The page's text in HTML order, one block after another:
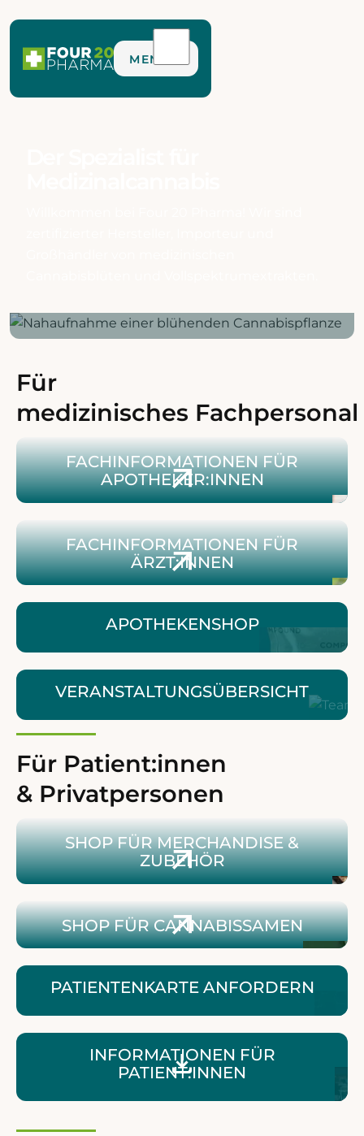
MENÜ
Für
medizinisches Fachpersonal
Zum Blütenshop für ApothekerInnen
FACHINFORMATIONEN FÜR
APOTHEKER:INNEN
Zu Fachinformationen für Ärzt:innen & Apotheken
FACHINFORMATIONEN FÜR
ÄRZT:INNEN
APOTHEKENSHOP
VERANSTALTUNGS­ÜBERSICHT
Für Patient:innen
& Privatpersonen
Zum Shop für Merchandise & Zubehör
SHOP FÜR MERCHANDISE &
ZUBEHÖR
Zum Shop für Cannabissamen
SHOP FÜR CANNABISSAMEN
PATIENTENKARTE ANFORDERN
Patientenbroschüre herunterladen
INFORMATIONEN FÜR
PATIENT:INNEN